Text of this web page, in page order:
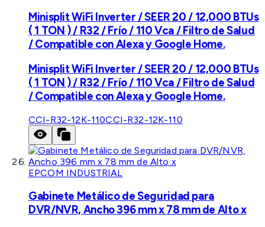
Minisplit WiFi Inverter / SEER 20 / 12,000 BTUs
( 1 TON ) / R32 / Frío / 110 Vca / Filtro de Salud
/ Compatible con Alexa y Google Home.
Minisplit WiFi Inverter / SEER 20 / 12,000 BTUs
( 1 TON ) / R32 / Frío / 110 Vca / Filtro de Salud
/ Compatible con Alexa y Google Home.
CCI-R32-12K-110CCI-R32-12K-110
EPCOM INDUSTRIAL
Gabinete Metálico de Seguridad para
DVR/NVR, Ancho 396 mm x 78 mm de Alto x